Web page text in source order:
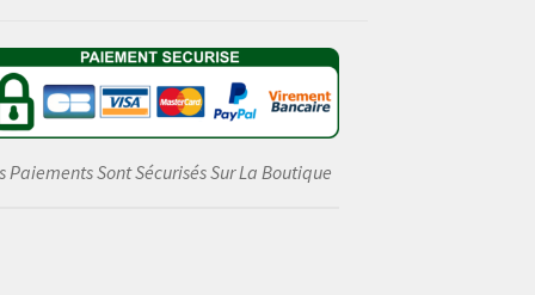
Paiements Sont Sécurisés Sur La Boutique